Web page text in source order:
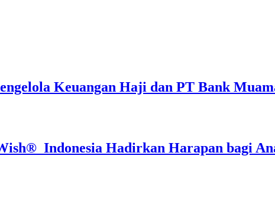
Keuangan Haji dan PT Bank
Indonesia Hadirkan Harapan bagi